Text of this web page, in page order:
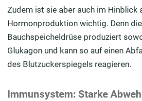
Zudem ist sie aber auch im Hinblick
Hormonproduktion wichtig. Denn die
Bauchspeicheldrüse produziert
Glukagon und kann so auf einen
des Blutzuckerspiegels reagieren.
Immunsystem: Starke